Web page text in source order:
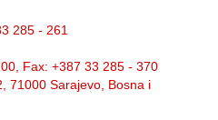
285 - 261
Fax: +387 33 285 - 370
71000 Sarajevo, Bosna i